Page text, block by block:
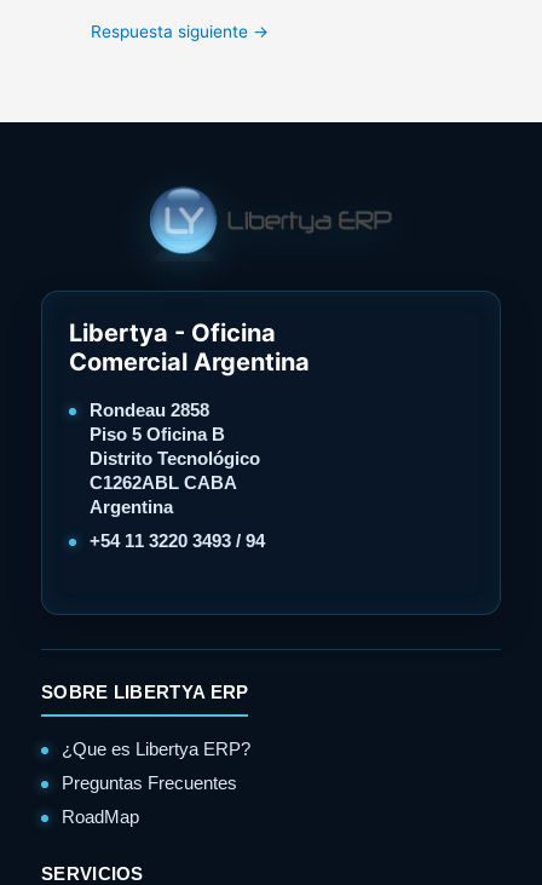
Respuesta siguiente →
Libertya - Oficina
Comercial Argentina
Rondeau 2858
Piso 5 Oficina B
Distrito Tecnológico
C1262ABL CABA
Argentina
+54 11 3220 3493 / 94
SOBRE LIBERTYA ERP
¿Que es Libertya ERP?
Preguntas Frecuentes
RoadMap
SERVICIOS